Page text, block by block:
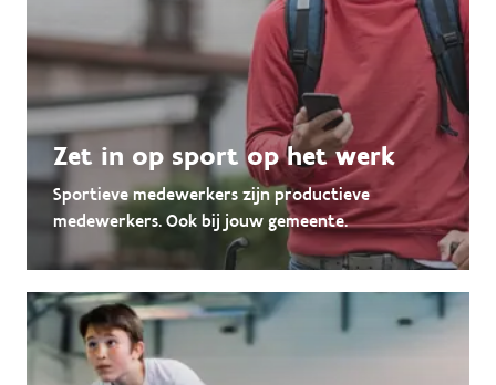
Zet in op sport op het werk
Sportieve medewerkers zijn productieve
medewerkers. Ook bij jouw gemeente.